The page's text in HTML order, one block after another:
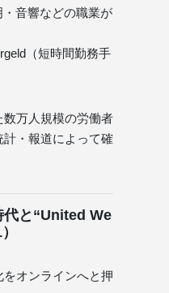
音響などの職業が
（短時間勤務手
数万人規模の労働者
・報道によって確
代と“United We
オンラインへと押